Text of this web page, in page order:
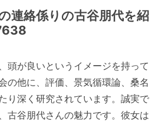
連絡係りの古谷朋代を紹
頭が良いというイメージを持って
の他に、評価、景気循環論、桑名
り深く研究されています。誠実で
古谷朋代さんの魅力です。彼女は